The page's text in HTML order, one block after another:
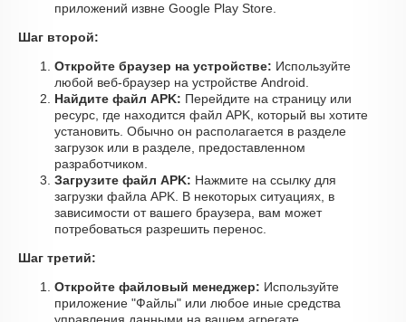
приложений извне Google Play Store.
Шаг второй:
Откройте браузер на устройстве: Используйте
любой веб-браузер на устройстве Android.
Найдите файл APK: Перейдите на страницу или
ресурс, где находится файл APK, который вы хотите
установить. Обычно он располагается в разделе
загрузок или в разделе, предоставленном
разработчиком.
Загрузите файл APK: Нажмите на ссылку для
загрузки файла APK. В некоторых ситуациях, в
зависимости от вашего браузера, вам может
потребоваться разрешить перенос.
Шаг третий:
Откройте файловый менеджер: Используйте
приложение "Файлы" или любое иные средства